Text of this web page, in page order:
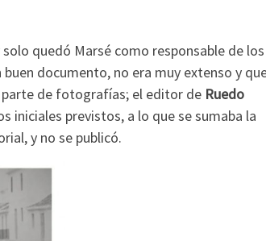
quedó Marsé como responsable de los
documento, no era muy extenso y
de fotografías; el editor de Ruedo
iniciales previstos, a lo que se sumaba la
y no se publicó.